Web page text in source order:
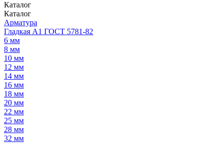
Каталог
Каталог
Арматура
Гладкая А1 ГОСТ 5781-82
6 мм
8 мм
10 мм
12 мм
14 мм
16 мм
18 мм
20 мм
22 мм
25 мм
28 мм
32 мм